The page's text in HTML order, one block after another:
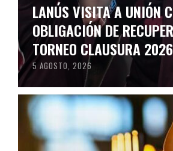
LANÚS VISITA A UNIÓN
OBLIGACIÓN DE
TORNEO CLAUSURA 2026
5 AGOSTO, 2026